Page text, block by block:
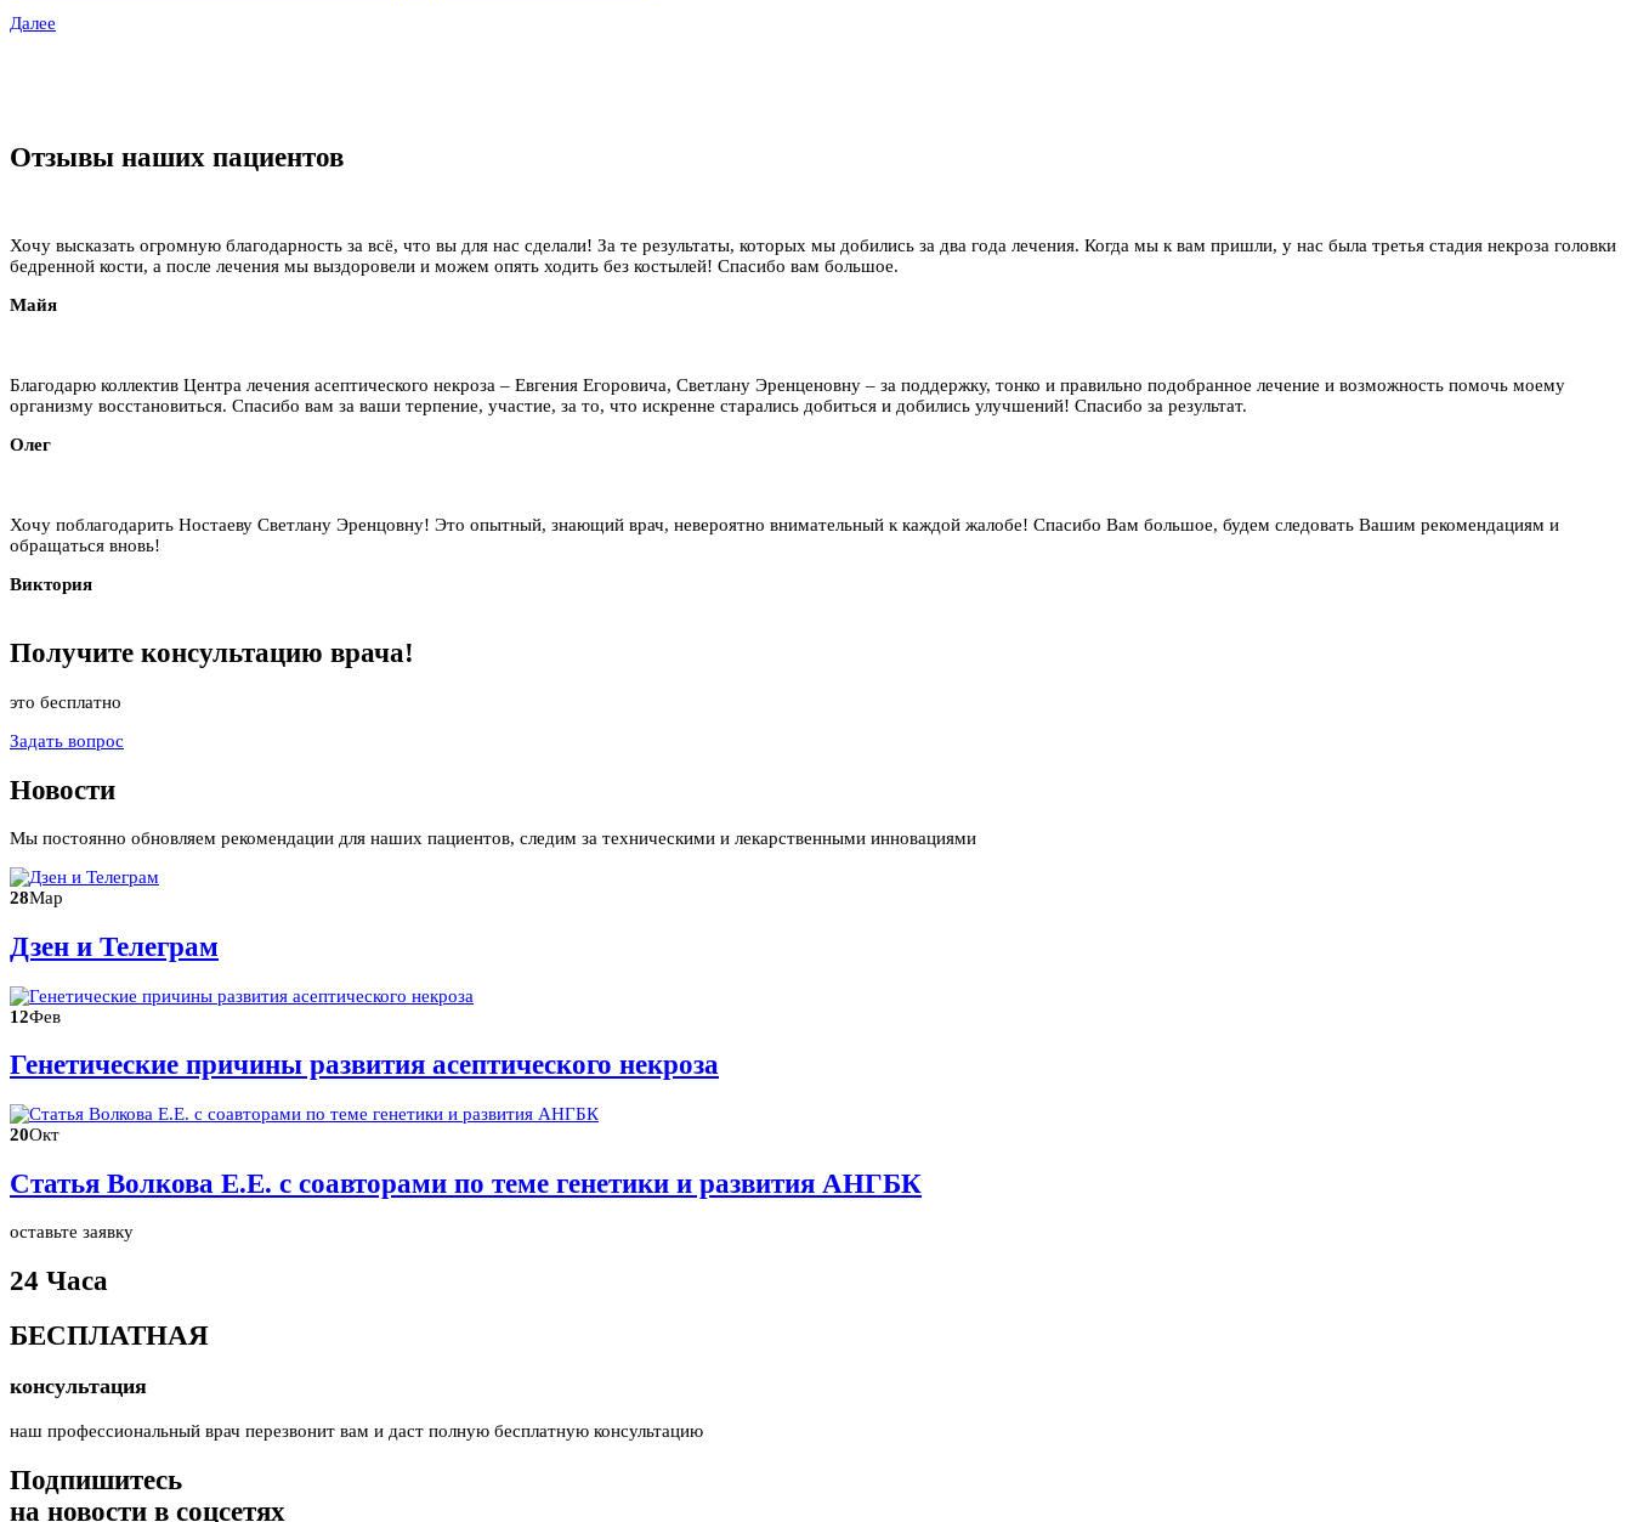
Далее
Отзывы наших пациентов
Хочу высказать огромную благодарность за всё, что вы для нас сделали! За те результаты, которых мы добились за два года лечения. Когда мы к вам пришли, у нас была третья стадия некроза головки
бедренной кости, а после лечения мы выздоровели и можем опять ходить без костылей! Спасибо вам большое.
Майя
Благодарю коллектив Центра лечения асептического некроза – Евгения Егоровича, Светлану Эренценовну – за поддержку, тонко и правильно подобранное лечение и возможность помочь моему
организму восстановиться. Спасибо вам за ваши терпение, участие, за то, что искренне старались добиться и добились улучшений! Спасибо за результат.
Олег
Хочу поблагодарить Ностаеву Светлану Эренцовну! Это опытный, знающий врач, невероятно внимательный к каждой жалобе! Спасибо Вам большое, будем следовать Вашим рекомендациям и
обращаться вновь!
Виктория
Получите консультацию врача!
это бесплатно
Задать вопрос
Новости
Мы постоянно обновляем рекомендации для наших пациентов, следим за техническими и лекарственными инновациями
28Мар
Дзен и Телеграм
12Фев
Генетические причины развития асептического некроза
20Окт
Статья Волкова Е.Е. с соавторами по теме генетики и развития АНГБК
оставьте заявку
24 Часа
БЕСПЛАТНАЯ
консультация
наш профессиональный врач перезвонит вам и даст полную бесплатную консультацию
Подпишитесь
на новости в соцсетях